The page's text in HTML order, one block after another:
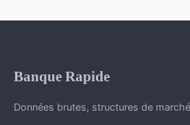
Banque Rapide
Données brutes, structures de